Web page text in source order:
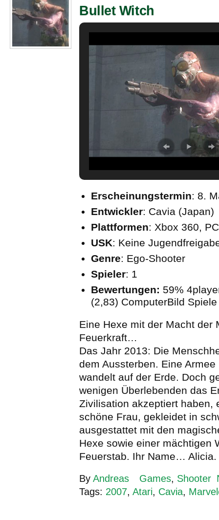
Bullet Witch
Erscheinungstermin: 8.
Entwickler: Cavia (Japan)
Plattformen: Xbox 360, PC
USK: Keine
Genre: Ego-Shooter
Spieler: 1
Bewertungen: 59%
(2,83) ComputerBild Spiele
Eine Hexe mit der Macht der
Feuerkraft…
Das Jahr 2013: Die
dem Aussterben. Eine
wandelt auf der Erde. Doch
wenigen Überlebenden das
Zivilisation akzeptiert haben,
schöne Frau, gekleidet in
ausgestattet mit den
Hexe sowie einer mächtigen
Feuerstab. Ihr Name… Alicia.
By Andreas Games, Shooter
Tags: 2007, Atari, Cavia,